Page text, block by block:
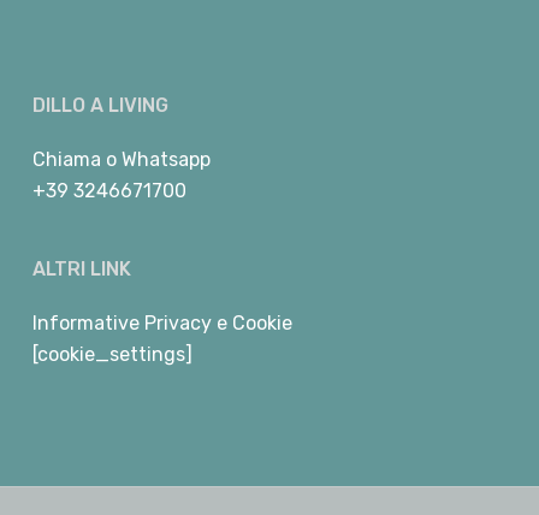
DILLO A LIVING
Chiama o Whatsapp
+39 3246671700
ALTRI LINK
Informative Privacy e Cookie
[cookie_settings]